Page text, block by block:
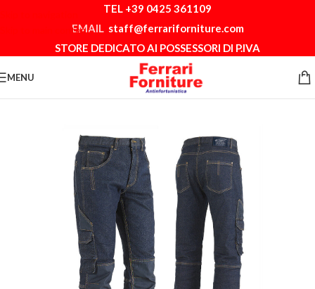
Skip to main content
TEL +39 0425 361109
EMAIL staff@ferrariforniture.com
STORE DEDICATO AI POSSESSORI DI P.IVA
MENU